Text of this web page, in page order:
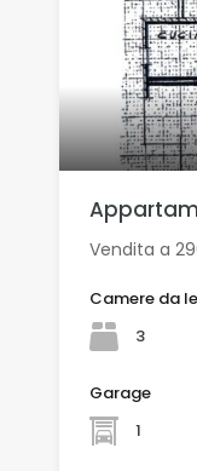
Vendita a
Camere da
3
Garage
1